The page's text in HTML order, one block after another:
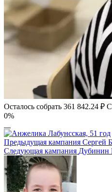
Осталось собрать 361 842.24 ₽
0%
Предыдущая кампания Сергей
Следующая кампания Дубинин